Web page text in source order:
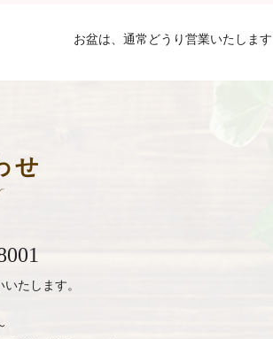
お盆は、通常どうり営業いたしま
せ
たします。